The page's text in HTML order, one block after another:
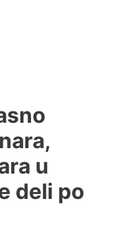
u
deli po